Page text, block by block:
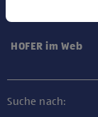
HOFER im Web
Suche nach: